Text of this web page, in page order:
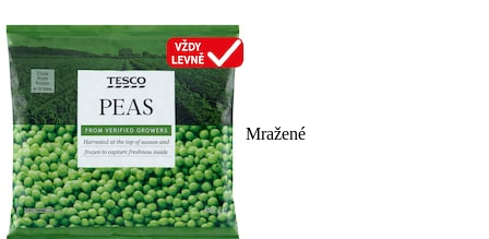
Mražené